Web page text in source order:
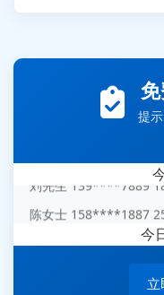
提
张先生 138****5889
李女士 159****5393 3
王经理 186****9012 7
刘先生 139****7889
杨经理 187****6696今